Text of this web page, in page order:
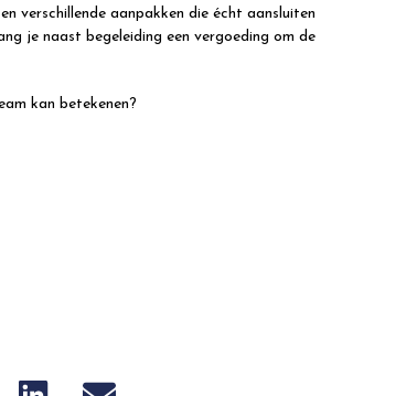
verschillende aanpakken die écht aansluiten
je naast begeleiding een vergoeding om de
kan betekenen?